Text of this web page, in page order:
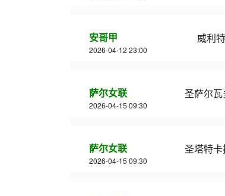
安哥甲
2026-04-12 23:00
威利
萨尔女联
2026-04-15 09:30
圣萨尔
萨尔女联
2026-04-15 09:30
圣塔特